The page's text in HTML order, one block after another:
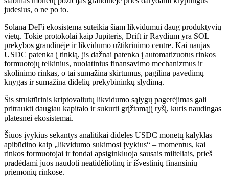
judesius, o ne po to.
Solana DeFi ekosistema suteikia šiam likvidumui daug produktyvių
vietų. Tokie protokolai kaip Jupiteris, Drift ir Raydium yra SOL
prekybos grandinėje ir likvidumo užtikrinimo centre. Kai naujas
USDC patenka į tinklą, jis dažnai patenka į automatizuotus rinkos
formuotojų telkinius, nuolatinius finansavimo mechanizmus ir
skolinimo rinkas, o tai sumažina skirtumus, pagilina pavedimų
knygas ir sumažina didelių prekybininkų slydimą.
Šis struktūrinis kriptovaliutų likvidumo sąlygų pagerėjimas gali
pritraukti daugiau kapitalo ir sukurti grįžtamąjį ryšį, kuris naudingas
platesnei ekosistemai.
Šiuos įvykius sekantys analitikai dideles USDC monetų kalyklas
apibūdino kaip „likvidumo sukimosi įvykius“ – momentus, kai
rinkos formuotojai ir fondai apsiginkluoja sausais milteliais, prieš
pradėdami juos naudoti neatidėliotinų ir išvestinių finansinių
priemonių rinkose.